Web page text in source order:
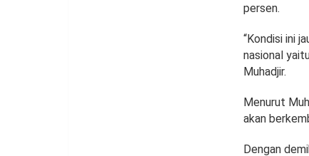
persen.
“Kondisi ini
nasional
Muhadjir.
Menurut
akan
Dengan